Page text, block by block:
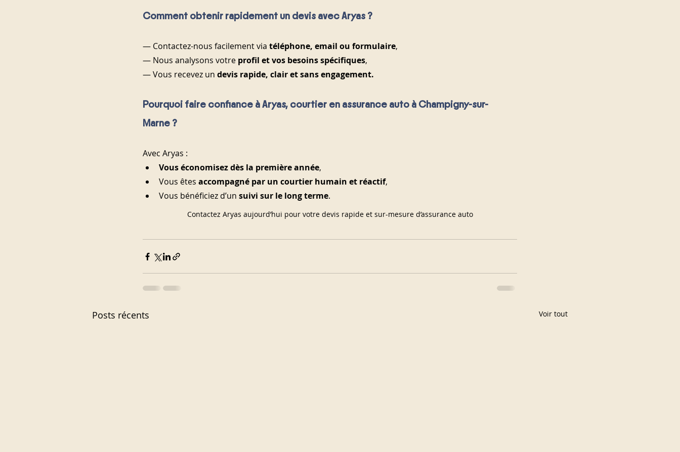
Comment obtenir rapidement un devis avec Aryas ?
— Contactez-nous facilement via téléphone, email ou formulaire,
— Nous analysons votre profil et vos besoins spécifiques,
— Vous recevez un devis rapide, clair et sans engagement.
Pourquoi faire confiance à Aryas, courtier en assurance auto à Champigny-sur-
Marne ?
Avec Aryas :
Vous économisez dès la première année,
Vous êtes accompagné par un courtier humain et réactif,
Vous bénéficiez d’un suivi sur le long terme.
Contactez Aryas aujourd’hui pour votre devis rapide et sur-mesure d’assurance auto
Posts récents Voir tout